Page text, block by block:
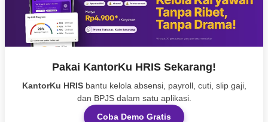
Pakai KantorKu HRIS Sekarang!
KantorKu HRISbantu kelola absensi, payroll, cuti, slip gaji,
dan BPJS dalam satu aplikasi.
Coba Demo Gratis